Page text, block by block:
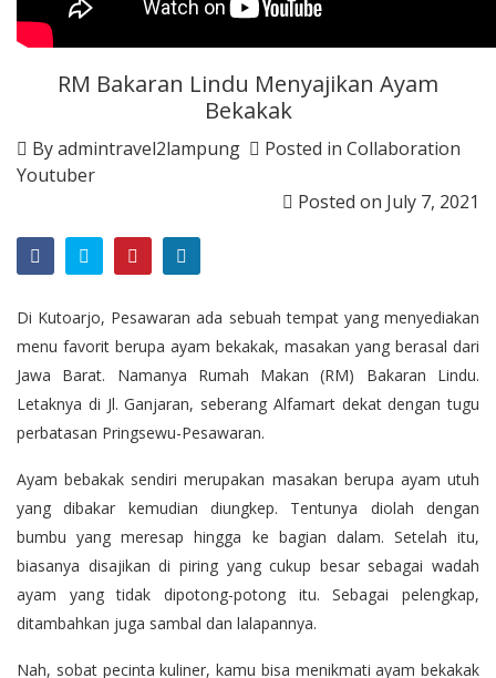
RM Bakaran Lindu Menyajikan Ayam
Bekakak
Byadmintravel2lampung Posted in Collaboration
Youtuber
Posted on July 7, 2021
Di Kutoarjo, Pesawaran ada sebuah tempat yang menyediakan
menu favorit berupa ayam bekakak, masakan yang berasal dari
Jawa Barat. Namanya Rumah Makan (RM) Bakaran Lindu.
Letaknya di Jl. Ganjaran, seberang Alfamart dekat dengan tugu
perbatasan Pringsewu-Pesawaran.
Ayam bebakak sendiri merupakan masakan berupa ayam utuh
yang dibakar kemudian diungkep. Tentunya diolah dengan
bumbu yang meresap hingga ke bagian dalam. Setelah itu,
biasanya disajikan di piring yang cukup besar sebagai wadah
ayam yang tidak dipotong-potong itu. Sebagai pelengkap,
ditambahkan juga sambal dan lalapannya.
Nah, sobat pecinta kuliner, kamu bisa menikmati ayam bekakak